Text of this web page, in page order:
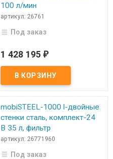
100 л/мин
артикул: 26761
Под заказ
1 428 195 ₽
mobiSTEEL-1000 l-двойные
стенки сталь, комплект-24
В 35 л, фильтр
артикул: 26771960
Под заказ